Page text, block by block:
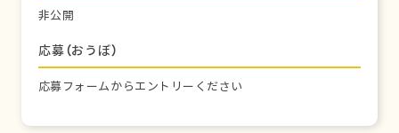
非公開
応募（おうぼ）
応募フォームからエントリーください